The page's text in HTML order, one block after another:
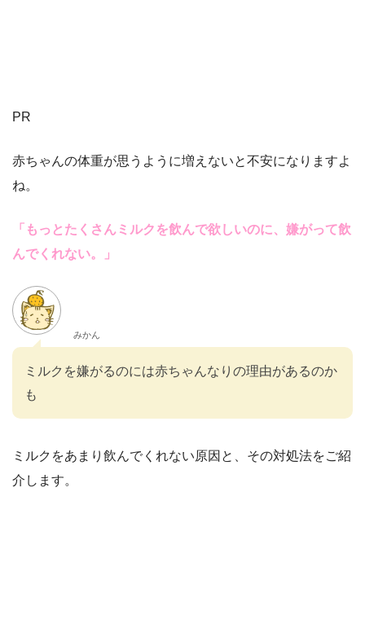
PR
赤ちゃんの体重が思うように増えないと不安になりますよ
ね。
「もっとたくさんミルクを飲んで欲しいのに、嫌がって飲
んでくれない。」
みかん
ミルクを嫌がるのには赤ちゃんなりの理由があるのか
も
ミルクをあまり飲んでくれない原因と、その対処法をご紹
介します。